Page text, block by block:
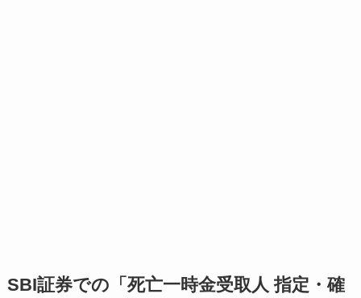
SBI証券での「死亡一時金受取人 指定・確